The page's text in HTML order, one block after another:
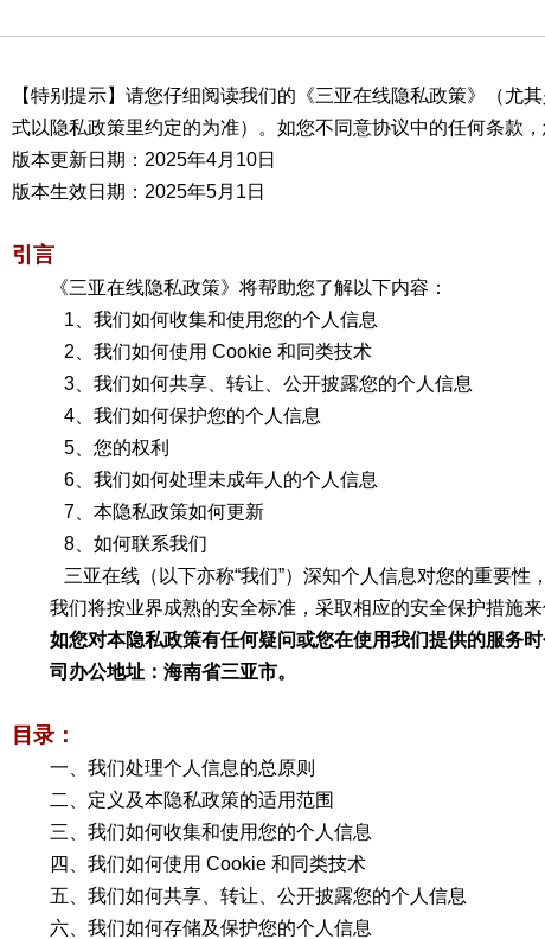
【特别提示】请您仔细阅读我们的《三亚在线隐私政策》（
式以隐私政策里约定的为准）。如您不同意协议中的任何条款，
版本更新日期：2025年4月10日
版本生效日期：2025年5月1日
引言
《三亚在线隐私政策》将帮助您了解以下内容：
1、我们如何收集和使用您的个人信息
2、我们如何使用 Cookie 和同类技术
3、我们如何共享、转让、公开披露您的个人信息
4、我们如何保护您的个人信息
5、您的权利
6、我们如何处理未成年人的个人信息
7、本隐私政策如何更新
8、如何联系我们
三亚在线（以下亦称“我们”）深知个人信息对您的重要
我们将按业界成熟的安全标准，采取相应的安全保护措施
如您对本隐私政策有任何疑问或您在使用我们提供的服务
司办公地址：海南省三亚市。
目录：
一、我们处理个人信息的总原则
二、定义及本隐私政策的适用范围
三、我们如何收集和使用您的个人信息
四、我们如何使用 Cookie 和同类技术
五、我们如何共享、转让、公开披露您的个人信息
六、我们如何存储及保护您的个人信息